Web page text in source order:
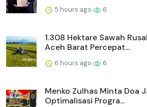
5 hours ago 6
1.308 Hektare Sawah
Aceh Barat Percepat...
6 hours ago 6
Menko Zulhas Minta Doa
Optimalisasi Progra...